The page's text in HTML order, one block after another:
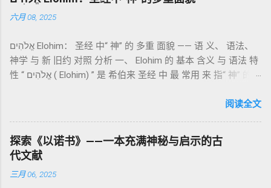
祂的子民得洁净并维系同在。 三、祭司制度与敬拜秩序 亚伦与
记》强调他们的洁净、服饰、行为都必须与神的圣洁相称。 祭
司是 圣所的看守者、律法的教导者与百姓的代求者 。他们的失
败（如拿答与亚比户擅献凡火）立刻带来神的审判（利10
限 第11–15章讲述关于食物、疾病（如大麻风）、体液等“洁净
与不洁”的律例。其目的不是为了迷信或隔离，而是建立 圣洁与
秩序感 ，帮助以色列人活在神的同在中。 “洁净”不是等同于“无
罪”，而是不妨碍与神交往的状态。圣所是神居住之地，进入必
16章描述每年一次的“赎罪日”（Yom Kippur），大祭司进入至
语 残卷，另有 希腊文 片段，显示其广泛流传。 《一以诺书》
大体由五部分组成（作者与年代各异）： 《守望者之书》（1–
通婚、巨人（尼非利人）的出现，以及神对其囚禁与审判。
《比喻/相似喻之书》（37–71） ：频繁出现“ 那位人子/拣选
者/义者 ”，刻画末世审判与王权。 《天文之书》（72–82） ：
：以异象回顾以色列史并预示末世。 《以诺书信》（91–108）
：智慧训诫、“祸哉”、义人与恶人的结局等。 提示：另有《二
以诺书》（斯拉夫文）与《三以诺书》（希伯来文），属更晚
期以诺传统，不等同于《一以诺书》。 二、为什么重要？——
它是新约作者与读者共享的“语境词典” 1）新约中的直接/间接
呼应 犹大书14–15 几乎逐字引 1 Enoch 1:9（“主带着千万圣者
六月 08, 2025
אֱלֹהִים Elohim： 圣经 中“ 神” 的 多重 面貌 —— 语 义、 语法、
神学 与 新 旧约 对照 分析 一、 Elohim 的 基本 含义 与 语法 特
性 “ אֱלֹהִים ( Elohim) ” 是 希伯来 圣经 中 最 常用 来 指“ 神” 的
者”。 ✦ 语法 现象： Elohim 是 一个 复数 形式 （“- im” 后
世 记 1: 1）； 在 其他 语 境 中也 可 用于 复数 意义， 如 指 多
神、 属 灵 存在、 审判 官 等； 因此， 需 借助 上下文 判断 语
义 和 神学 定位 。 二、 希伯来 圣经 中 Elohim 的 主要 用法 与
示例 分类 类型 用法 说明 示例 经文 含义 1. 真神 指 以色列 的
阅读全文
探索《以诺书》——一本充满神秘与启示的古
代文献
三月 06, 2025